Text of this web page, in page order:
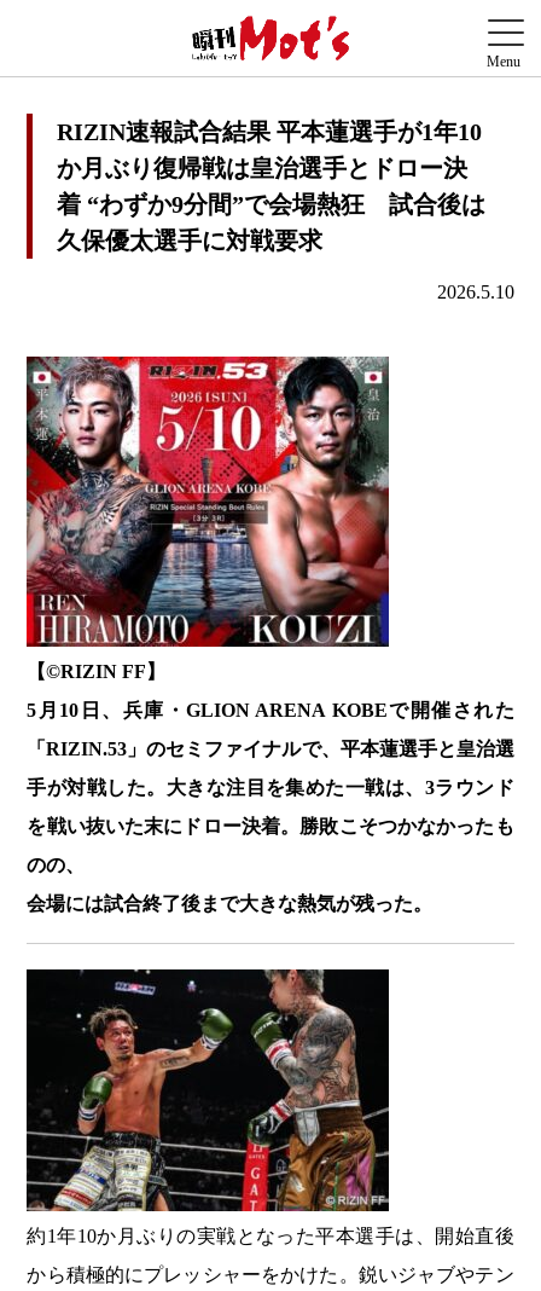
RIZIN速報試合結果 平本蓮選手が1年10
か月ぶり復帰戦は皇治選手とドロー決
着 “わずか9分間”で会場熱狂 試合後は
久保優太選手に対戦要求
2026.5.10
【©️RIZIN FF】
5月10日、兵庫・GLION ARENA KOBEで開催された
「RIZIN.53」のセミファイナルで、平本蓮選手と皇治選
手が対戦した。大きな注目を集めた一戦は、3ラウンド
を戦い抜いた末にドロー決着。勝敗こそつかなかったも
のの、
会場には試合終了後まで大きな熱気が残った。
約1年10か月ぶりの実戦となった平本選手は、開始直後
から積極的にプレッシャーをかけた。鋭いジャブやテン